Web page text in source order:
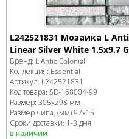
L242521831 Мозаика L
Linear Silver White 1.5x9.7
Бренд: L Antic Colonial
Коллекция: Essential
Артикул: L242521831
Код товара: SD-168004-99
Размер: 305x298 мм
Размер чипа, (мм)97x15
Сроки доставки: 1-3 дня
в наличии